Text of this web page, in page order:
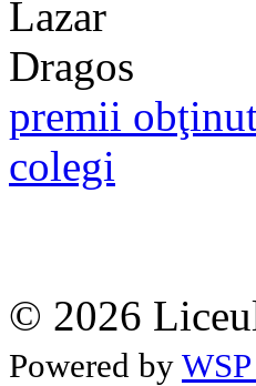
premii
colegi
© 2026
Powered by